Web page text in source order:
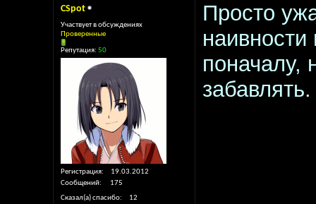
CSpot
Участвует в обсуждениях
Проверенные
Репутация: 50
Регистрация
19.03.2012
Сообщений
175
Сказал(а) спасибо
12
Просто
поначалу,